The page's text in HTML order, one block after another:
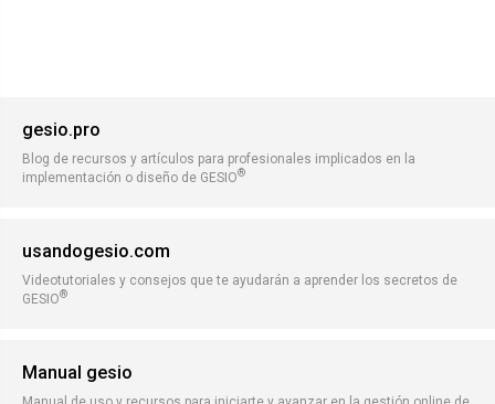
gesio.pro
Blog de recursos y artículos para profesionales implicados en la
implementación o diseño de GESIO®
usandogesio.com
Videotutoriales y consejos que te ayudarán a aprender los secretos de
GESIO®
Manual gesio